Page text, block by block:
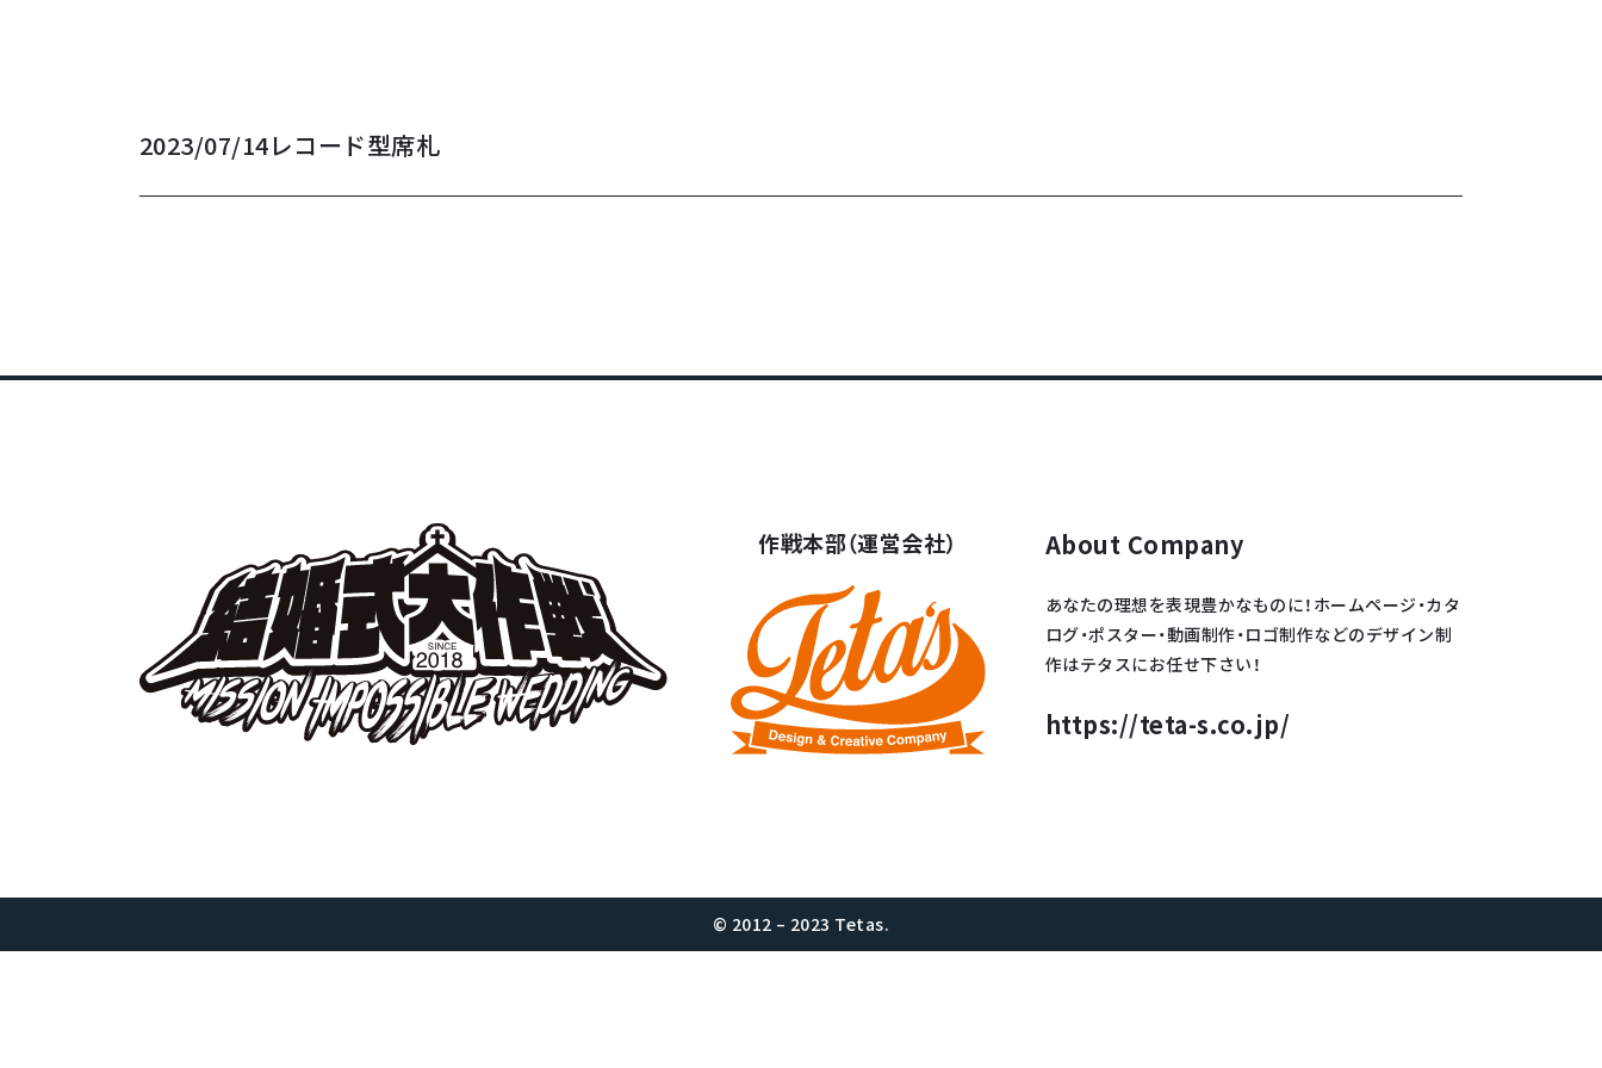
2023/07/14レコード型席札
作戦本部（運営会社） About Company
あなたの理想を表現豊かなものに！ホームページ・カタ
ログ・ポスター・動画制作・ロゴ制作などのデザイン制
作はテタスにお任せ下さい！
https://teta-s.co.jp/
© 2012 – 2023 Tetas.